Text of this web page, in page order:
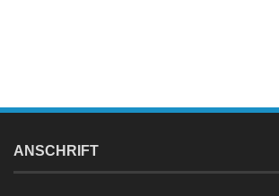
ANSCHRIFT